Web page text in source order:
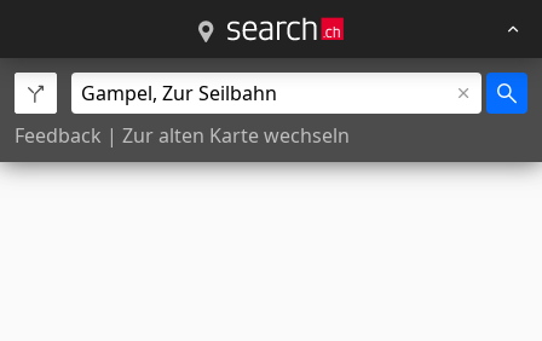
Feedback | Zur alten Karte wechseln